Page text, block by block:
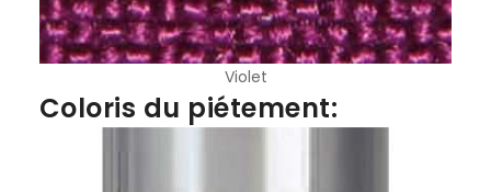
Violet
Coloris du piétement: